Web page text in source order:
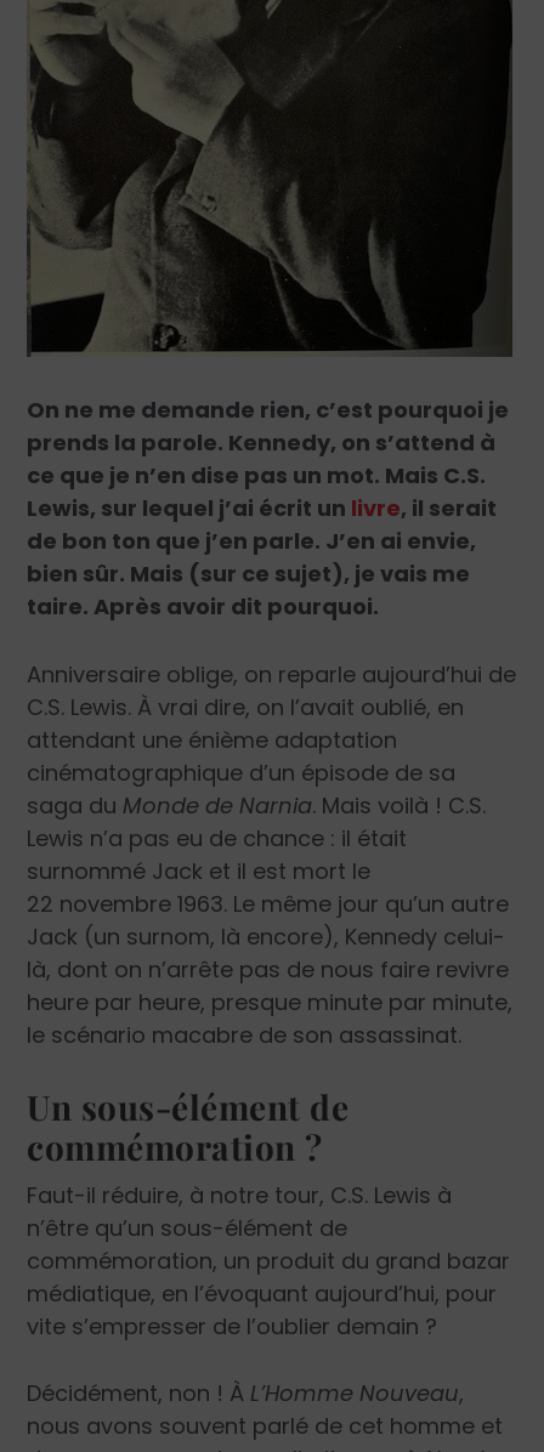
On ne me demande rien, c’est pourquoi je
prends la parole. Kennedy, on s’attend à
ce que je n’en dise pas un mot. Mais C.S.
Lewis, sur lequel j’ai écrit un livre, il serait
de bon ton que j’en parle. J’en ai envie,
bien sûr. Mais (sur ce sujet), je vais me
taire. Après avoir dit pourquoi.
Anniversaire oblige, on reparle aujourd’hui de
C.S. Lewis. À vrai dire, on l’avait oublié, en
attendant une énième adaptation
cinématographique d’un épisode de sa
saga du Monde de Narnia. Mais voilà ! C.S.
Lewis n’a pas eu de chance : il était
surnommé Jack et il est mort le
22 novembre 1963. Le même jour qu’un autre
Jack (un surnom, là encore), Kennedy celui-
là, dont on n’arrête pas de nous faire revivre
heure par heure, presque minute par minute,
le scénario macabre de son assassinat.
Un sous-élément de
commémoration ?
Faut-il réduire, à notre tour, C.S. Lewis à
n’être qu’un sous-élément de
commémoration, un produit du grand bazar
médiatique, en l’évoquant aujourd’hui, pour
vite s’empresser de l’oublier demain ?
Décidément, non ! À L’Homme Nouveau,
nous avons souvent parlé de cet homme et